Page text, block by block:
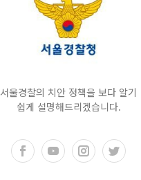
서울경찰의 치안 정책을 보다 알기
쉽게 설명해드리겠습니다.